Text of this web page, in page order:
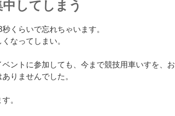
してしまう
くらいで忘れちゃいます。
なってしまい。
ントに参加しても、今まで競技用車いすを、お
りませんでした。
。